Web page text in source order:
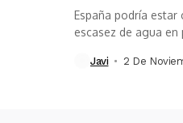
España podría estar
escasez de agua
Javi 2 De